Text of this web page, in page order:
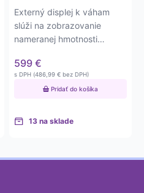
Externý displej k váham
slúži na zobrazovanie
nameranej hmotnosti
obsluha…
599 €
s DPH (486,99 € bez DPH)
Pridať do košíka
13 na sklade